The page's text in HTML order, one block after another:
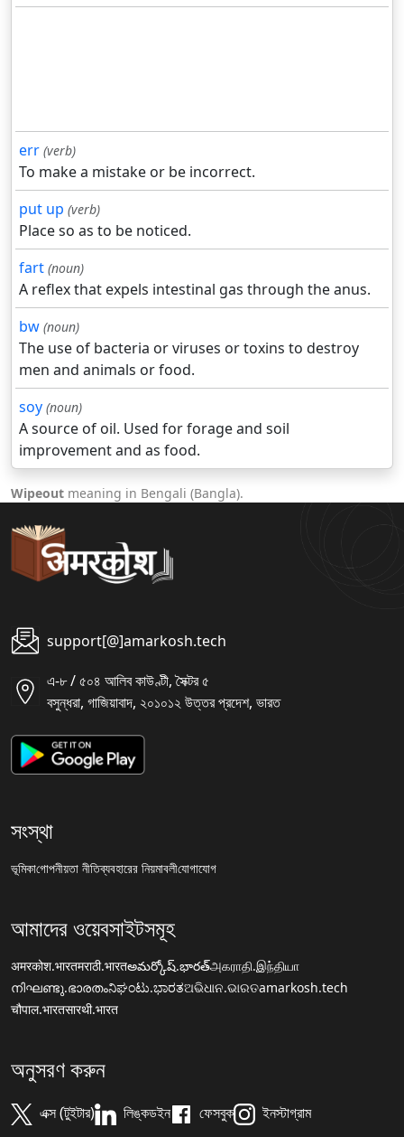
err (verb)
To make a mistake or be incorrect.
put up (verb)
Place so as to be noticed.
fart (noun)
A reflex that expels intestinal gas through the anus.
bw (noun)
The use of bacteria or viruses or toxins to destroy
men and animals or food.
soy (noun)
A source of oil. Used for forage and soil
improvement and as food.
Wipeout meaning in Bengali (Bangla).
support[@]amarkosh.tech
এ-৮ / ৫০৪ আলিব কাউণ্টী, সৈক্টর ৫
বসুন্ধরা, গাজিয়াবাদ, ২০১০১২ উত্তর প্রদেশ, ভারত
সংস্থা
ভূমিকাগোপনীয়তা নীতিব্যবহারের নিয়মাবলীযোগাযোগ
আমাদের ওয়েবসাইটসমূহ
अमरकोश.भारतमराठी.भारतఅమర్కోష్.భారత్அகராதி.இந்தியா
നിഘണ്ടു.ഭാരതംನಿಘಂಟು.ಭಾರತଅଭିଧାନ.ଭାରତamarkosh.tech
चौपाल.भारतसारथी.भारत
অনুসরণ করুন
এক্স (টুইটার) লিঙ্কডইন ফেসবুক ইনস্টাগ্রাম